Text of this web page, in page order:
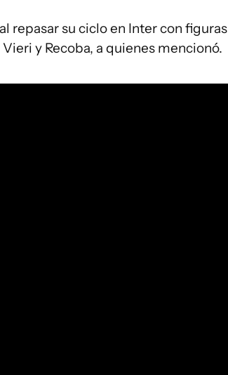
al repasar su ciclo en Inter con figuras
y Recoba, a quienes mencionó.